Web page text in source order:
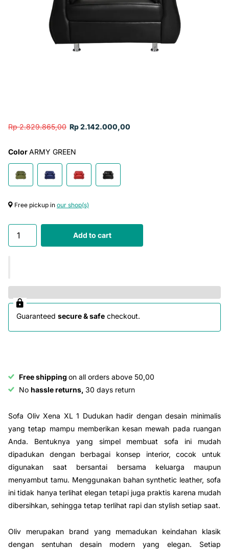
Rp 2.829.865,00 Rp 2.142.000,00
ColorARMY GREEN
Free pickup in our shop(s)
Add to cart
Guaranteed secure & safe checkout.
Free shipping on all orders above 50,00
No hassle returns, 30 days return
Sofa Oliv Xena XL 1 Dudukan hadir dengan desain minimalis
yang tetap mampu memberikan kesan mewah pada ruangan
Anda. Bentuknya yang simpel membuat sofa ini mudah
dipadukan dengan berbagai konsep interior, cocok untuk
digunakan saat bersantai bersama keluarga maupun
menyambut tamu. Menggunakan bahan synthetic leather, sofa
ini tidak hanya terlihat elegan tetapi juga praktis karena mudah
dibersihkan, sehingga tetap terlihat rapi dan stylish setiap saat.
Oliv merupakan brand yang memadukan keindahan klasik
dengan sentuhan desain modern yang elegan. Setiap